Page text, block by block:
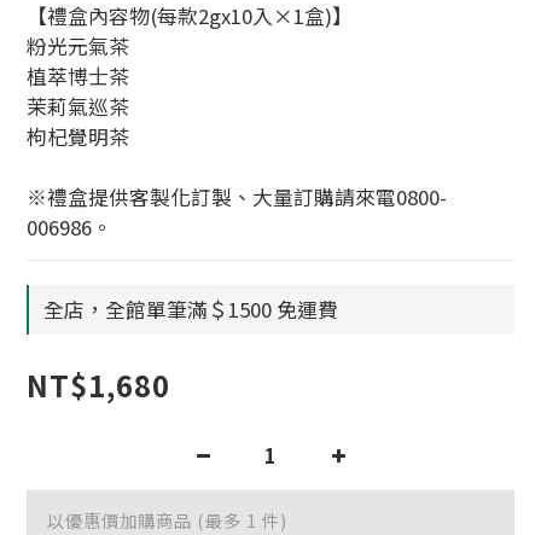
【禮盒內容物(每款2gx10入×1盒)】
粉光元氣茶
植萃博士茶
茉莉氣巡茶
枸杞覺明茶
※禮盒提供客製化訂製、大量訂購請來電0800-
006986。
全店，全館單筆滿＄1500 免運費
NT$1,680
以優惠價加購商品 (最多 1 件)